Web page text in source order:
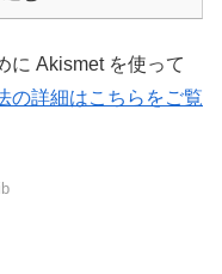
に Akismet を使って
の詳細はこちらをご覧